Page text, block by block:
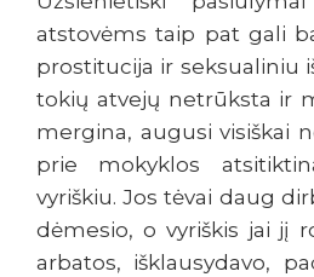
atstovėms taip pat gali
prostitucija ir seksualiniu
tokių atvejų netrūksta ir
mergina, augusi visiškai
prie mokyklos
vyriškiu. Jos tėvai daug
dėmesio, o vyriškis jai jį
arbatos, išklausydavo,